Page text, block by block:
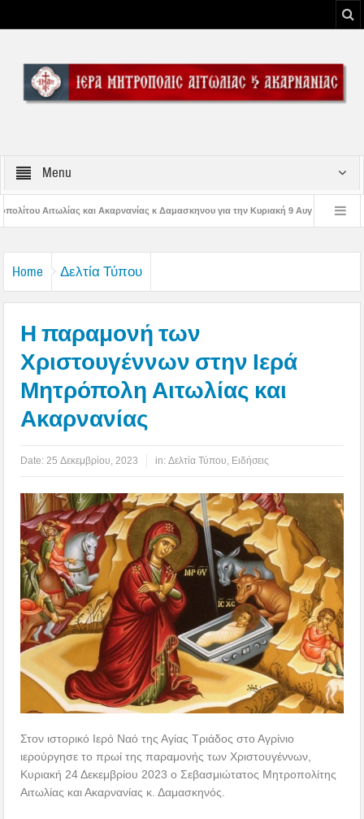
Menu
κ Δαμασκηνου για την Κυριακή 9 Αυγούστου 2026 Η εορτή της
Home Δελτία Τύπου
Η παραμονή των
Χριστουγέννων στην Ιερά
Μητρόπολη Αιτωλίας και
Ακαρνανίας
Date: 25 Δεκεμβρίου, 2023 in:Δελτία Τύπου Ειδήσεις
Στον ιστορικό Ιερό Ναό της Αγίας Τριάδος στο Αγρίνιο
ιερούργησε το πρωί της παραμονής των Χριστουγέννων,
Κυριακή 24 Δεκεμβρίου 2023 ο Σεβασμιώτατος Μητροπολίτης
Αιτωλίας και Ακαρνανίας κ. Δαμασκηνός.